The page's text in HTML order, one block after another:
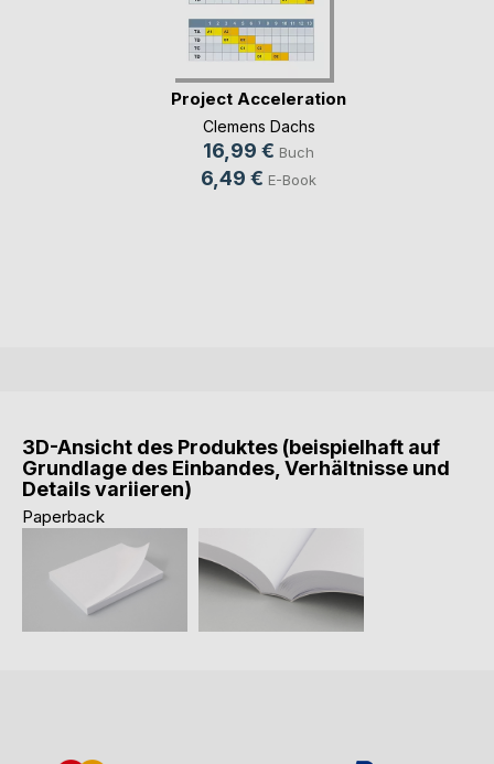
Project Acceleration
Clemens Dachs
16,99 € Buch
6,49 € E-Book
3D-Ansicht des Produktes (beispielhaft auf
Grundlage des Einbandes, Verhältnisse und
Details variieren)
Paperback